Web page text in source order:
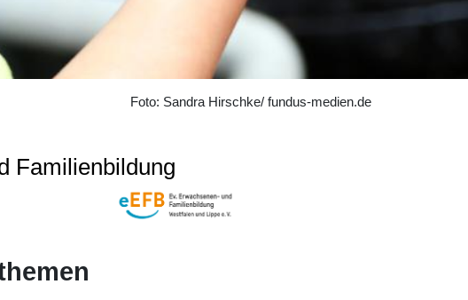
Foto: Sandra Hirschke/ fundus-medien.de
Familienbildung